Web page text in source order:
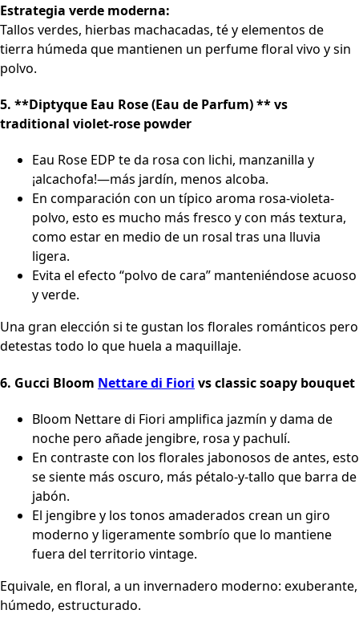
Estrategia verde moderna:
Tallos verdes, hierbas machacadas, té y elementos de
tierra húmeda que mantienen un perfume floral vivo y sin
polvo.
5. **Diptyque Eau Rose (Eau de Parfum) ** vs
traditional violet-rose powder
Eau Rose EDP te da rosa con lichi, manzanilla y
¡alcachofa!—más jardín, menos alcoba.
En comparación con un típico aroma rosa-violeta-
polvo, esto es mucho más fresco y con más textura,
como estar en medio de un rosal tras una lluvia
ligera.
Evita el efecto “polvo de cara” manteniéndose acuoso
y verde.
Una gran elección si te gustan los florales románticos pero
detestas todo lo que huela a maquillaje.
6. Gucci Bloom Nettare di Fiori vs classic soapy bouquet
Bloom Nettare di Fiori amplifica jazmín y dama de
noche pero añade jengibre, rosa y pachulí.
En contraste con los florales jabonosos de antes, esto
se siente más oscuro, más pétalo-y-tallo que barra de
jabón.
El jengibre y los tonos amaderados crean un giro
moderno y ligeramente sombrío que lo mantiene
fuera del territorio vintage.
Equivale, en floral, a un invernadero moderno: exuberante,
húmedo, estructurado.